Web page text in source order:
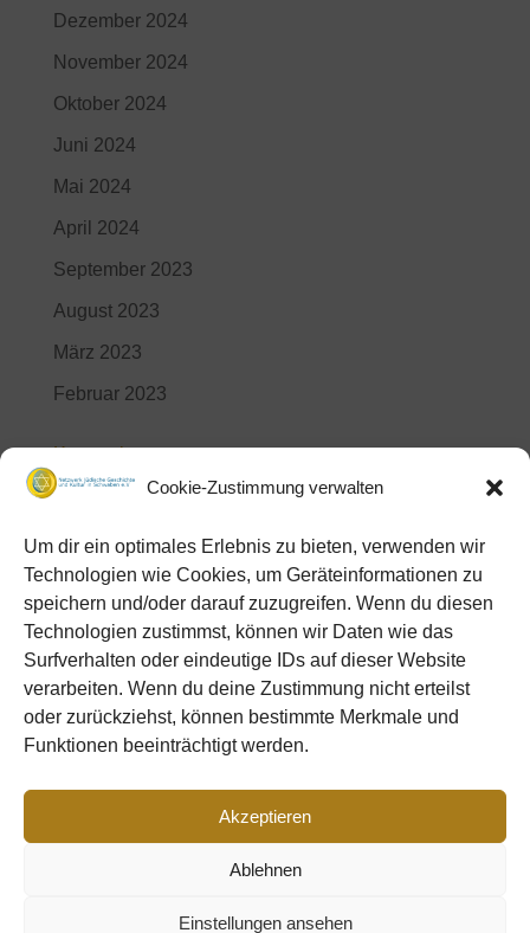
Cookie-Zustimmung verwalten
Um dir ein optimales Erlebnis zu bieten, verwenden wir
Technologien wie Cookies, um Geräteinformationen zu
speichern und/oder darauf zuzugreifen. Wenn du diesen
Technologien zustimmst, können wir Daten wie das
Surfverhalten oder eindeutige IDs auf dieser Website
verarbeiten. Wenn du deine Zustimmung nicht erteilst
oder zurückziehst, können bestimmte Merkmale und
Funktionen beeinträchtigt werden.
Akzeptieren
Ablehnen
Einstellungen ansehen
Dezember 2024
November 2024
Oktober 2024
Juni 2024
Mai 2024
April 2024
September 2023
August 2023
März 2023
Februar 2023
Kategorien
Aktuelles
Meta
Anmelden
Eintrags-Feed
Kommentar-Feed
WordPress.org
Datenschutz
Impressum